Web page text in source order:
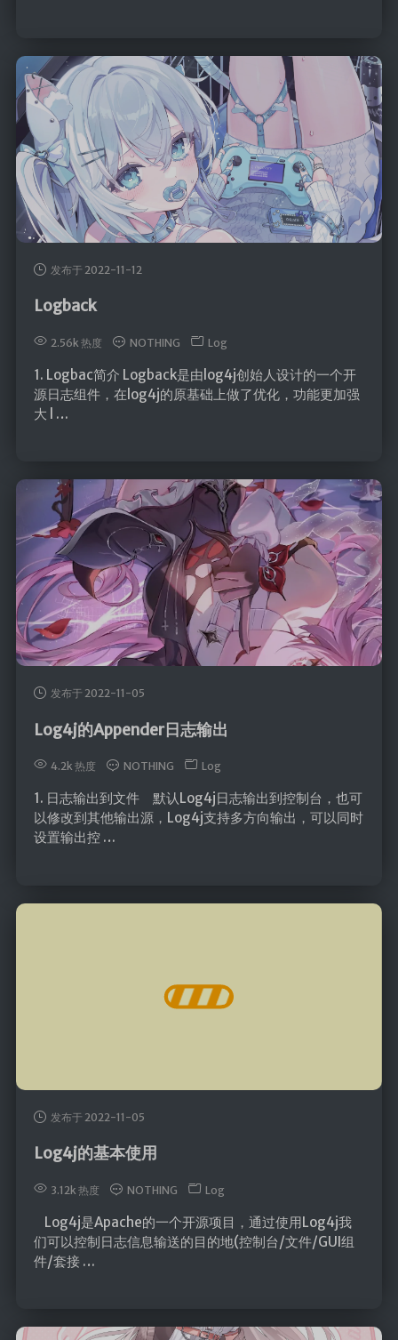
发布于 2022-11-12
Logback
2.56k 热度 NOTHING Log
1. Logbac简介 Logback是由log4j创始人设计的一个开
源日志组件，在log4j的原基础上做了优化，功能更加强
大 l …
发布于 2022-11-05
Log4j的Appender日志输出
4.2k 热度 NOTHING Log
1. 日志输出到文件 默认Log4j日志输出到控制台，也可
以修改到其他输出源，Log4j支持多方向输出，可以同时
设置输出控 …
发布于 2022-11-05
Log4j的基本使用
3.12k 热度 NOTHING Log
Log4j是Apache的一个开源项目，通过使用Log4j我
们可以控制日志信息输送的目的地(控制台/文件/GUI组
件/套接 …